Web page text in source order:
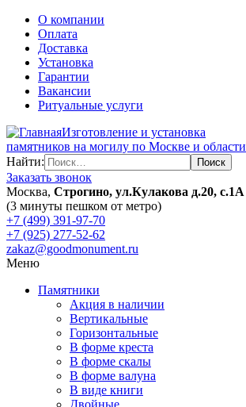
О компании
Оплата
Доставка
Установка
Гарантии
Вакансии
Ритуальные услуги
Изготовление и установка
памятников на могилу по Москве и области
Найти:
Заказать звонок
Москва, Строгино, ул.Кулакова д.20, с.1А
(3 минуты пешком от метро)
+7 (499) 391-97-70
+7 (925) 277-52-62
zakaz@goodmonument.ru
Меню
Памятники
Акция в наличии
Вертикальные
Горизонтальные
В форме креста
В форме скалы
В форме валуна
В виде книги
Двойные